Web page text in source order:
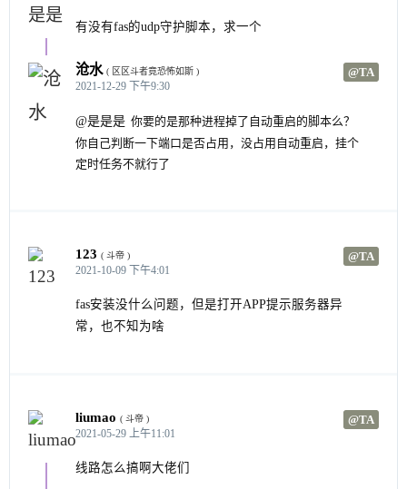
有没有fas的udp守护脚本，求一个
沧水 @TA
( 区区斗者竟恐怖如斯 )
2021-12-29 下午9:30
@是是是 你要的是那种进程掉了自动重启的脚本么？
你自己判断一下端口是否占用，没占用自动重启，挂个
定时任务不就行了
123 @TA
( 斗帝 )
2021-10-09 下午4:01
fas安装没什么问题，但是打开APP提示服务器异
常，也不知为啥
liumao @TA
( 斗帝 )
2021-05-29 上午11:01
线路怎么搞啊大佬们